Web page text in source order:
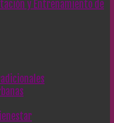
y Entrenamiento de